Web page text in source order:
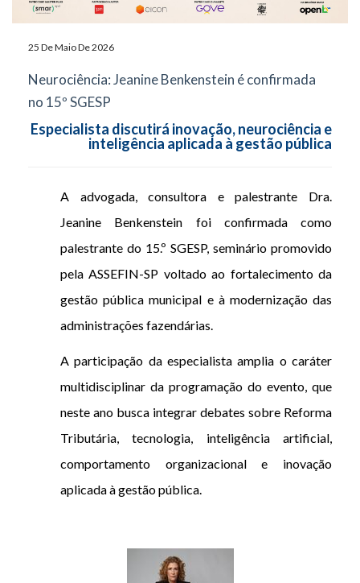
25 De Maio De 2026
Neurociência: Jeanine Benkenstein é confirmada
no 15º SGESP
Especialista discutirá inovação, neurociência e
inteligência aplicada à gestão pública
A advogada, consultora e palestrante Dra.
Jeanine Benkenstein foi confirmada como
palestrante do 15.º SGESP, seminário promovido
pela ASSEFIN-SP voltado ao fortalecimento da
gestão pública municipal e à modernização das
administrações fazendárias.
A participação da especialista amplia o caráter
multidisciplinar da programação do evento, que
neste ano busca integrar debates sobre Reforma
Tributária, tecnologia, inteligência artificial,
comportamento organizacional e inovação
aplicada à gestão pública.